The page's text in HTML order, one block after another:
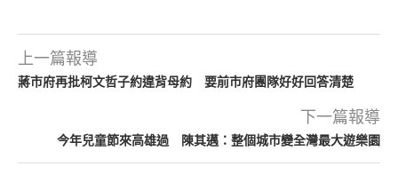
上一篇報導
蔣市府再批柯文哲子約違背母約 要前市府團隊好好回答清楚
下一篇報導
今年兒童節來高雄過 陳其邁：整個城市變全灣最大遊樂園